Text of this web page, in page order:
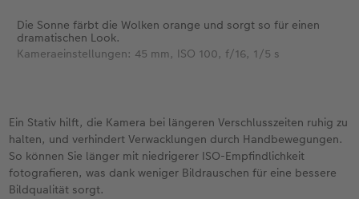
Die Sonne färbt die Wolken orange und sorgt so für einen
dramatischen Look.
Kameraeinstellungen: 45 mm, ISO 100, f/16, 1/5 s
Ein Stativ hilft, die Kamera bei längeren Verschlusszeiten ruhig zu
halten, und verhindert Verwacklungen durch Handbewegungen.
So können Sie länger mit niedrigerer ISO-Empfindlichkeit
fotografieren, was dank weniger Bildrauschen für eine bessere
Bildqualität sorgt.